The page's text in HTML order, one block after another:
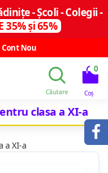
- Școli - Colegii -
35% și 65%
Cont Nou
0
clasa a XI-a